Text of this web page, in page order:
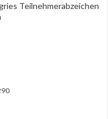
Teilnehmerabzeichen